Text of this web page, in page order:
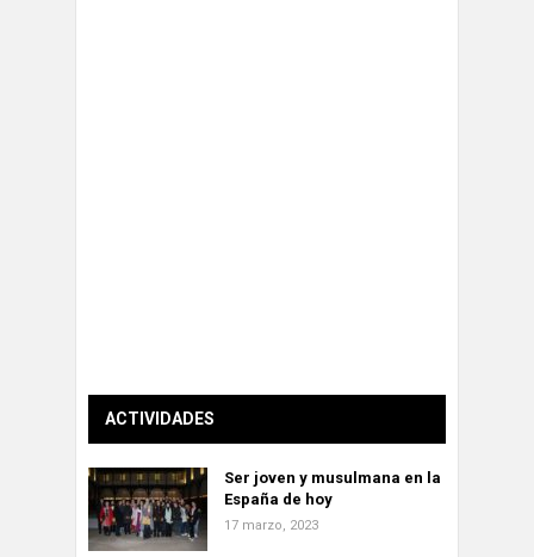
ACTIVIDADES
Ser joven y musulmana en la
España de hoy
17 marzo, 2023